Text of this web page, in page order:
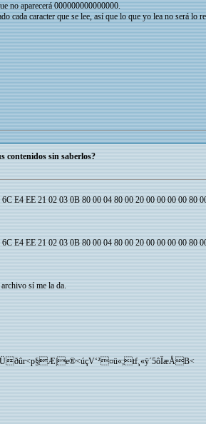
no aparecerá 000000000000000.
cada caracter que se lee, así que lo que yo lea no será lo
contenidos sin saberlos?
E4 EE 21 02 03 0B 80 00 04 80 00 20 00 00 00 00
E4 EE 21 02 03 0B 80 00 04 80 00 20 00 00 00 00
sí me la da.